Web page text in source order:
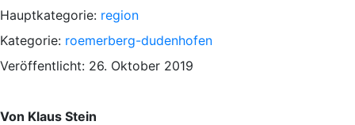
Hauptkategorie: region
Kategorie: roemerberg-dudenhofen
Veröffentlicht: 26. Oktober 2019
Von Klaus Stein